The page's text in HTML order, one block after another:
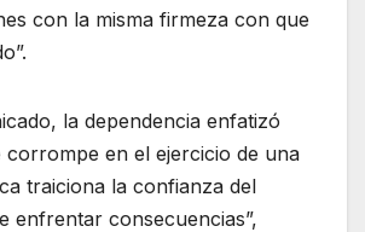
con la misma firmeza con que
la dependencia enfatizó
corrompe en el ejercicio de una
traiciona la confianza del
enfrentar consecuencias”,